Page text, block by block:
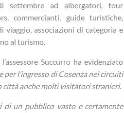
settembre ad albergatori, tour
commercianti, guide turistiche,
viaggio, associazioni di categoria e
al turismo.
Succurro ha evidenziato
l’ingresso di Cosenza nei circuiti
città anche molti visitatori stranieri.
un pubblico vasto e certamente